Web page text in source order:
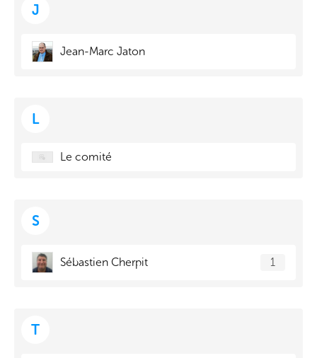
J
Jean-Marc Jaton
L
Le comité
S
Sébastien Cherpit 1
T